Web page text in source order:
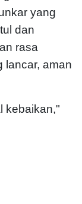
yang
dan
rasa
lancar, aman
kebaikan,"